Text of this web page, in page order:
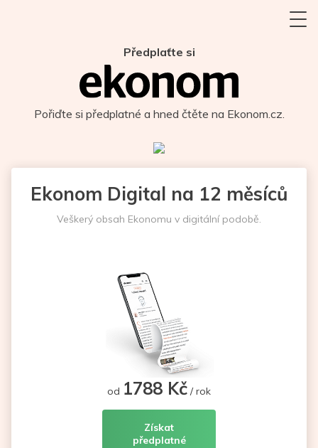
Předplaťte si
Pořiďte si předplatné a hned čtěte na Ekonom.cz.
Ekonom Digital na 12 měsíců
Veškerý obsah Ekonomu v digitální podobě.
od 1788 Kč / rok
Získat
předplatné